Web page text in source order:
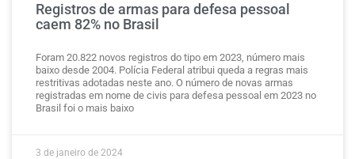
Registros de armas para defesa pessoal
caem 82% no Brasil
Foram 20.822 novos registros do tipo em 2023, número mais
baixo desde 2004. Polícia Federal atribui queda a regras mais
restritivas adotadas neste ano. O número de novas armas
registradas em nome de civis para defesa pessoal em 2023 no
Brasil foi o mais baixo
3 de janeiro de 2024